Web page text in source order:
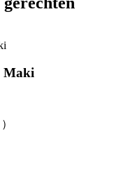
Maki